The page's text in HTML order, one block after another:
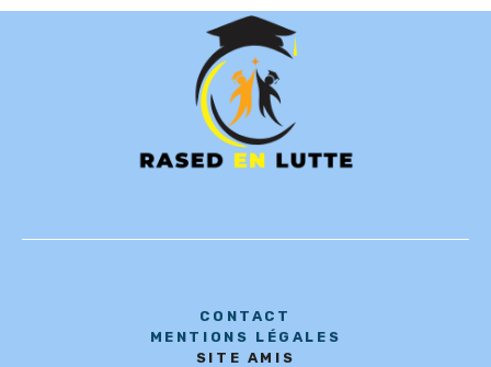
CONTACT
MENTIONS LÉGALES
SITE AMIS